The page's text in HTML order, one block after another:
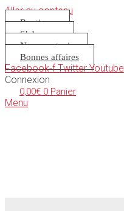
Aller au contenu
Boutique
S’abonner
Nous soutenir
Bonnes affaires
Facebook-f Twitter Youtube
Connexion
0,00€ 0 Panier
Menu